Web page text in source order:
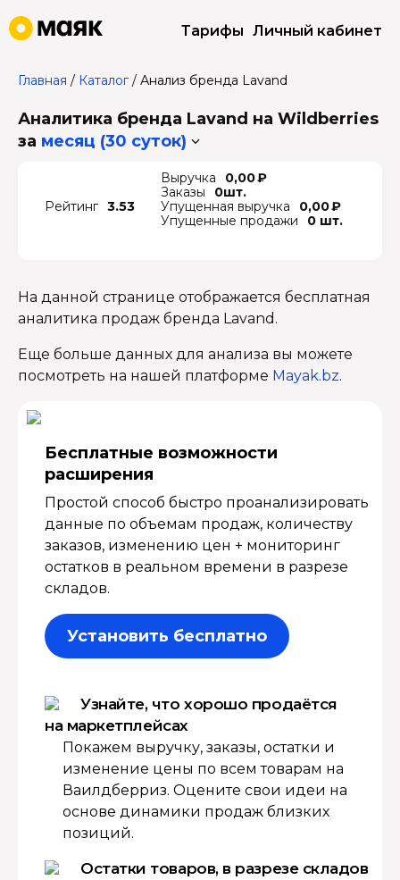
Тарифы Личный кабинет
Главная / Каталог/ Анализ бренда Lavand
Аналитика бренда Lavand на Wildberries
за месяц (30 суток)
Рейтинг 3.53
Выручка
0,00 ₽
Заказы
0шт.
Упущенная выручка
0,00 ₽
Упущенные продажи
0 шт.
На данной странице отображается бесплатная
аналитика продаж бренда Lavand.
Еще больше данных для анализа вы можете
посмотреть на нашей платформе Mayak.bz.
Бесплатные возмож­ности
расширения
Простой способ быстро проанализировать
данные по объемам продаж, количеству
заказов, изменению цен + мониторинг
остатков в реальном времени в разрезе
складов.
Установить бесплатно
Узнайте, что хорошо продаётся
на маркетплейсах
Покажем выручку, заказы, остатки и
изменение цены по всем товарам на
Ваилдберриз. Оцените свои идеи на
основе динамики продаж близких
позиций.
Остатки товаров, в разрезе складов